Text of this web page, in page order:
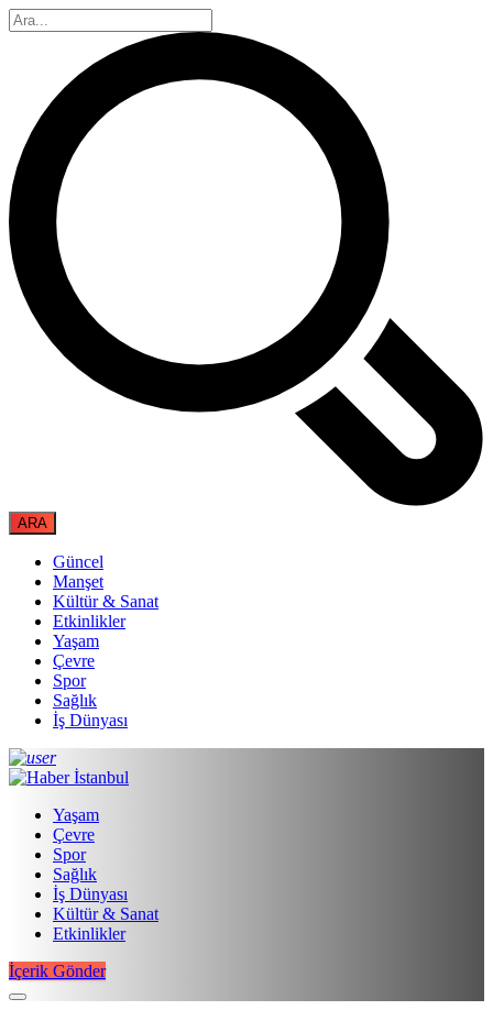
Güncel
Manşet
Kültür & Sanat
Etkinlikler
Yaşam
Çevre
Spor
Sağlık
İş Dünyası
Yaşam
Çevre
Spor
Sağlık
İş Dünyası
Kültür & Sanat
Etkinlikler
İçerik Gönder